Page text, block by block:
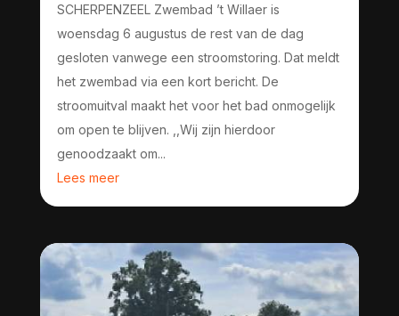
SCHERPENZEEL Zwembad ’t Willaer is
woensdag 6 augustus de rest van de dag
gesloten vanwege een stroomstoring. Dat meldt
het zwembad via een kort bericht. De
stroomuitval maakt het voor het bad onmogelijk
om open te blijven. ,,Wij zijn hierdoor
genoodzaakt om...
Lees meer